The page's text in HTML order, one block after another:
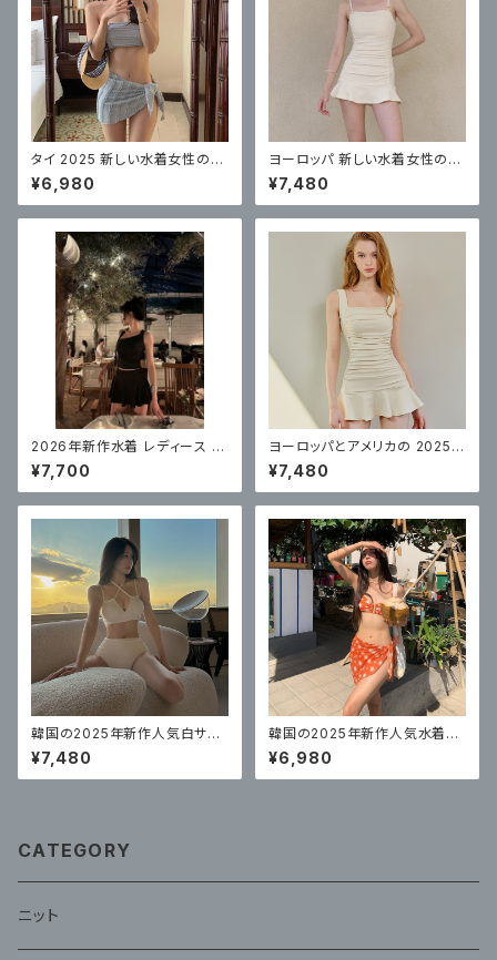
タイ 2025 新しい水着女性のハ
イエンドで美しいビキニ 3 点セ
ット無地プリーツ
¥6,980
ヨーロッパ 新しい水着女性のワ
ンピーススカートスタイルハイエ
ンド
¥7,480
2026年新作水着 レディース ス
プリットハイレベルスカートスタ
イル
¥7,700
ヨーロッパとアメリカの 2025
年の新しい水着の女性のワンピ
ース無地肩、ハイエンド、美しい、
痩身、腹部カバー
¥7,480
韓国の2025年新作人気白サス
ペンダー水着女性用ハイウエス
ト無地ビキニ、美しくセクシーな
温泉衣装
¥7,480
韓国の2025年新作人気水着レ
ディーススプリットセクシーなビ
キニ3点セット
¥6,980
CATEGORY
ニット